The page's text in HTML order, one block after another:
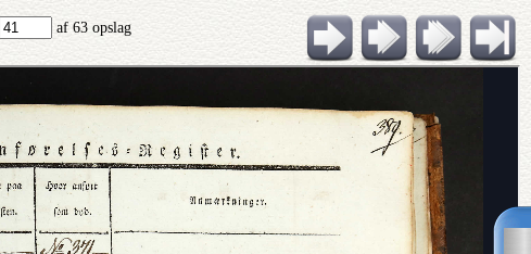
af 63 opslag